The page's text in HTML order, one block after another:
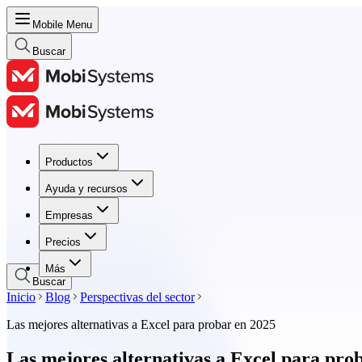
Mobile Menu
Buscar
Productos
Ayuda y recursos
Empresas
Precios
Más
Productos
Ayuda y recursos
Empresas
Precios
Buscar
Inicio Blog
Perspectivas del sector
Las mejores alternativas a Excel para probar en 2025